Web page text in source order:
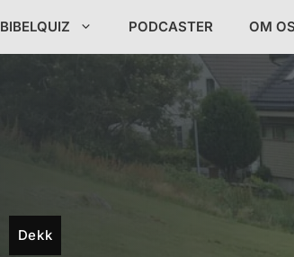
BIBELQUIZ PODCASTER OM
Dekk